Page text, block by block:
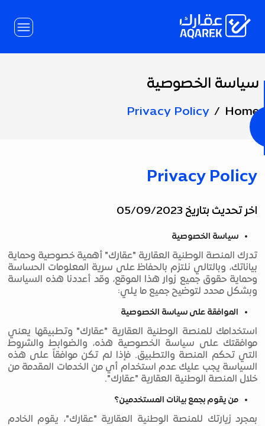
Page
Title
سياسة الخصوصية
Home
Privacy Policy
Privacy Policy
اخر تحديث بتاريخ 05/09/2023
سياسة الخصوصية
تدرك المنصة الوطنية العقارية "عقارك" أهمية خصوصية وحماية
بياناتك، وبالتالي نلتزم بالحفاظ على سرية المعلومات الحساسة
وحماية حقوق جميع زوار هذا الموقع، وقد أعددنا هذه السياسة
وبشكل محدد لتوضيح جميع ما يلي:
الموافقة على سياسة الخصوصية
استخدامك للمنصة الوطنية العقارية "عقارك" وتطبيقها يعني
موافقتك على سياسة الخصوصية هذه، والضوابط والشروط
التي تحكم المنصة والتطبيق. فإذا لم تكن موافقاً على هذه
السياسة يجب عليك عدم استخدام أي من الخدمات المقدمة من
خلال المنصة الوطنية العقارية "عقارك".
من يقوم بجمع بيانات المستخدمين؟
بمجرد زيارتك للمنصة الوطنية العقارية "عقارك"، يقوم الخادم